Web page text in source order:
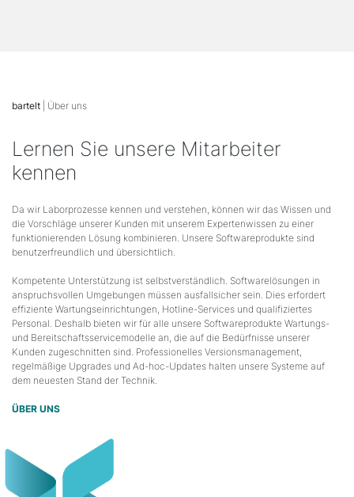
bartelt | Über uns
Lernen Sie unsere Mitarbeiter
kennen
Da wir Laborprozesse kennen und verstehen, können wir das Wissen und
die Vorschläge unserer Kunden mit unserem Expertenwissen zu einer
funktionierenden Lösung kombinieren. Unsere Softwareprodukte sind
benutzerfreundlich und übersichtlich.
Kompetente Unterstützung ist selbstverständlich. Softwarelösungen in
anspruchsvollen Umgebungen müssen ausfallsicher sein. Dies erfordert
effiziente Wartungseinrichtungen, Hotline-Services und qualifiziertes
Personal. Deshalb bieten wir für alle unsere Softwareprodukte Wartungs-
und Bereitschaftsservicemodelle an, die auf die Bedürfnisse unserer
Kunden zugeschnitten sind. Professionelles Versionsmanagement,
regelmäßige Upgrades und Ad-hoc-Updates halten unsere Systeme auf
dem neuesten Stand der Technik.
ÜBER UNS